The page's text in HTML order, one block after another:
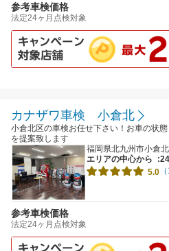
参考車検価格
法定24ヶ月点検対象
カナザワ車検 小倉北
小倉北区の車検お任せ下さい！お車の状
を提案致します
福岡県北九州市小倉
エリアの中心から
5.0
参考車検価格
法定24ヶ月点検対象